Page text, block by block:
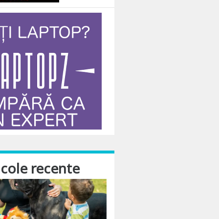
recente